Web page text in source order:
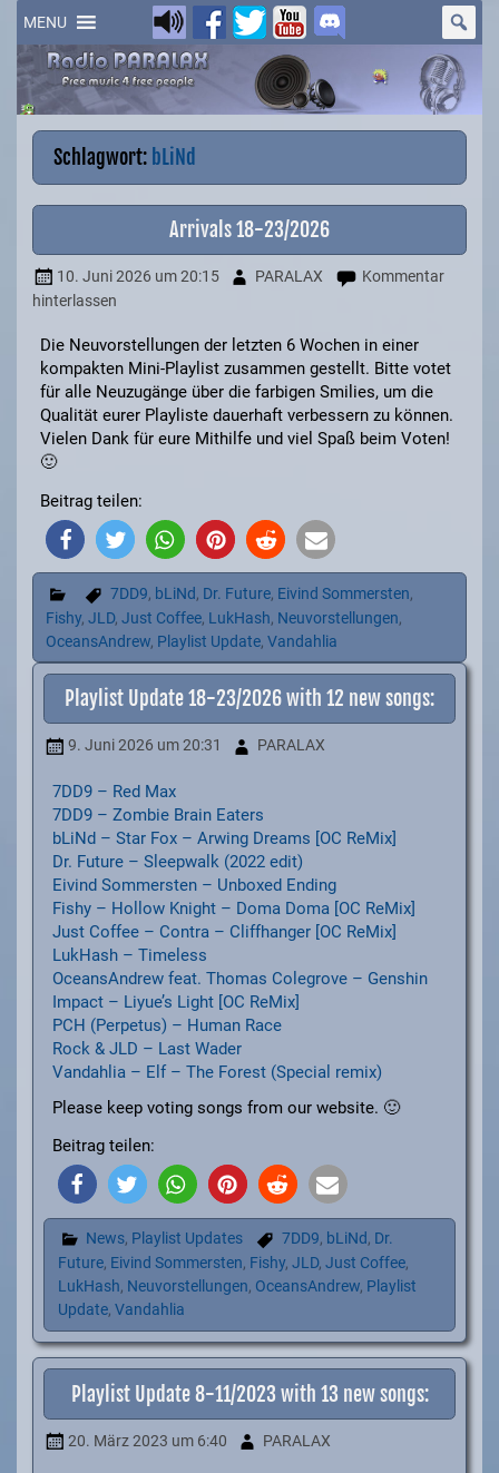
Skip
content
MENU
Schlagwort: bLiNd
Arrivals 18-23/2026
10. Juni 2026 um 20:15 PARALAX
Kommentar
hinterlassen
Die Neuvorstellungen der letzten 6 Wochen in einer
kompakten Mini-Playlist zusammen gestellt. Bitte votet
für alle Neuzugänge über die farbigen Smilies, um die
Qualität eurer Playliste dauerhaft verbessern zu können.
Vielen Dank für eure Mithilfe und viel Spaß beim Voten!
🙂
Beitrag teilen:
7DD9, bLiNd, Dr. Future, Eivind Sommersten,
Fishy,JLD,Just Coffee, LukHash, Neuvorstellungen,
OceansAndrew, Playlist Update,Vandahlia
Playlist Update 18-23/2026 with 12 new songs:
9. Juni 2026 um 20:31 PARALAX
7DD9 – Red Max
7DD9 – Zombie Brain Eaters
bLiNd – Star Fox – Arwing Dreams [OC ReMix]
Dr. Future – Sleepwalk (2022 edit)
Eivind Sommersten – Unboxed Ending
Fishy – Hollow Knight – Doma Doma [OC ReMix]
Just Coffee – Contra – Cliffhanger [OC ReMix]
LukHash – Timeless
OceansAndrew feat. Thomas Colegrove – Genshin
Impact – Liyue’s Light [OC ReMix]
PCH (Perpetus) – Human Race
Rock & JLD – Last Wader
Vandahlia – Elf – The Forest (Special remix)
Please keep voting songs from our website. 🙂
Beitrag teilen:
News, Playlist Updates 7DD9, bLiNd, Dr.
Future, Eivind Sommersten, Fishy, JLD, Just Coffee,
LukHash, Neuvorstellungen, OceansAndrew, Playlist
Update, Vandahlia
Playlist Update 8-11/2023 with 13 new songs:
20. März 2023 um 6:40 PARALAX